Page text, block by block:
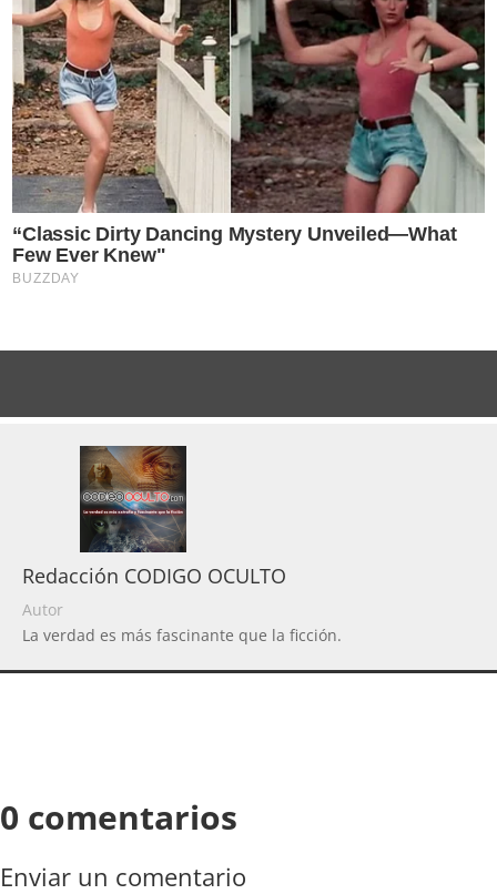
Redacción CODIGO OCULTO
Autor
La verdad es más fascinante que la ficción.
0 comentarios
Enviar un comentario